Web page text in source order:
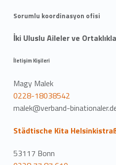
Sorumlu koordinasyon ofisi
İki Uluslu Aileler ve
İletişim Kişileri
Magy Malek
0228-18038542
malek@verband-
Städtische Kita
53117 Bonn